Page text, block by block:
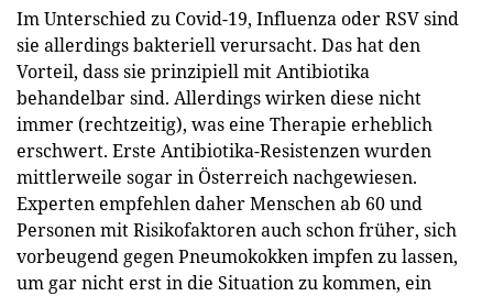
Im Unterschied zu Covid-19, Influenza oder RSV sind
sie allerdings bakteriell verursacht. Das hat den
Vorteil, dass sie prinzipiell mit Antibiotika
behandelbar sind. Allerdings wirken diese nicht
immer (rechtzeitig), was eine Therapie erheblich
erschwert. Erste Antibiotika-Resistenzen wurden
mittlerweile sogar in Österreich nachgewiesen.
Experten empfehlen daher Menschen ab 60 und
Personen mit Risikofaktoren auch schon früher, sich
vorbeugend gegen Pneumokokken impfen zu lassen,
um gar nicht erst in die Situation zu kommen, ein